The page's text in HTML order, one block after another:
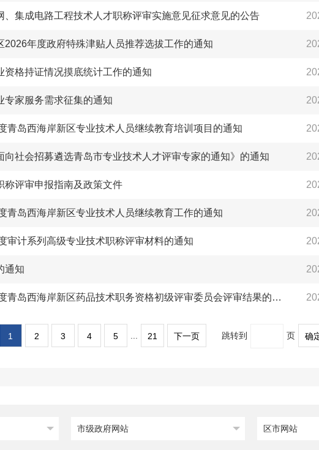
、集成电路工程技术人才职称评审实施意见征求意见的公告
2026年度政府特殊津贴人员推荐选拔工作的通知
资格持证情况摸底统计工作的通知
专家服务需求征集的通知
青岛西海岸新区专业技术人员继续教育培训项目的通知
向社会招募遴选青岛市专业技术人才评审专家的通知》的通知
称评审申报指南及政策文件
青岛西海岸新区专业技术人员继续教育工作的通知
审计系列高级专业技术职称评审材料的通知
通知
关于公布2025年度青岛西海岸新区药品技术职务资格初级评审委员会评审结果的通知
1 2 3 4 5 ... 21 跳转到 页 确
下一页
市级政府网站 区市网站